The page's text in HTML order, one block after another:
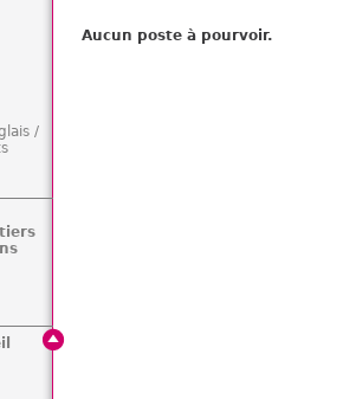
e
Aucun poste à pourvoir.
/